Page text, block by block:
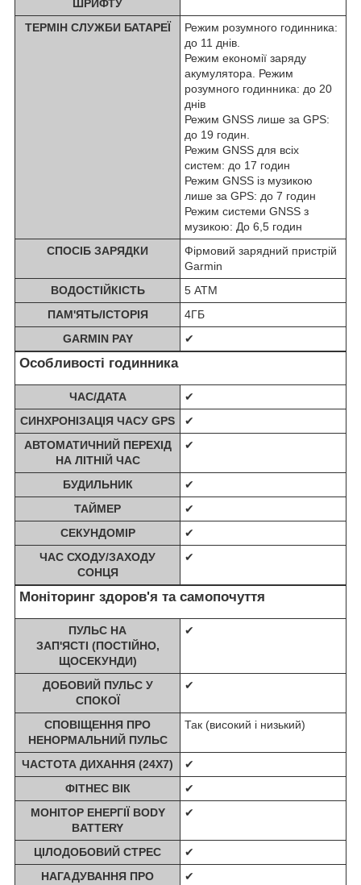
ШРИФТУ
ТЕРМІН СЛУЖБИ БАТАРЕЇ
Режим розумного годинника:
до 11 днів.
Режим економії заряду
акумулятора. Режим
розумного годинника: до 20
днів
Режим GNSS лише за GPS:
до 19 годин.
Режим GNSS для всіх
систем: до 17 годин
Режим GNSS із музикою
лише за GPS: до 7 годин
Режим системи GNSS з
музикою: До 6,5 годин
СПОСІБ ЗАРЯДКИ
Фірмовий зарядний пристрій
Garmin
ВОДОСТІЙКІСТЬ
5 АТМ
ПАМ'ЯТЬ/ІСТОРІЯ
4ГБ
GARMIN PAY
✔
Особливості годинника
ЧАС/ДАТА
✔
СИНХРОНІЗАЦІЯ ЧАСУ GPS
✔
АВТОМАТИЧНИЙ ПЕРЕХІД
НА ЛІТНІЙ ЧАС
✔
БУДИЛЬНИК
✔
ТАЙМЕР
✔
СЕКУНДОМІР
✔
ЧАС СХОДУ/ЗАХОДУ
СОНЦЯ
✔
Моніторинг здоров'я та самопочуття
ПУЛЬС НА
ЗАП'ЯСТІ (ПОСТІЙНО,
ЩОСЕКУНДИ)
✔
ДОБОВИЙ ПУЛЬС У
СПОКОЇ
✔
СПОВІЩЕННЯ ПРО
НЕНОРМАЛЬНИЙ ПУЛЬС
Так (високий і низький)
ЧАСТОТА ДИХАННЯ (24X7)
✔
ФІТНЕС ВІК
✔
МОНІТОР ЕНЕРГІЇ BODY
BATTERY
✔
ЦІЛОДОБОВИЙ СТРЕС
✔
НАГАДУВАННЯ ПРО
✔